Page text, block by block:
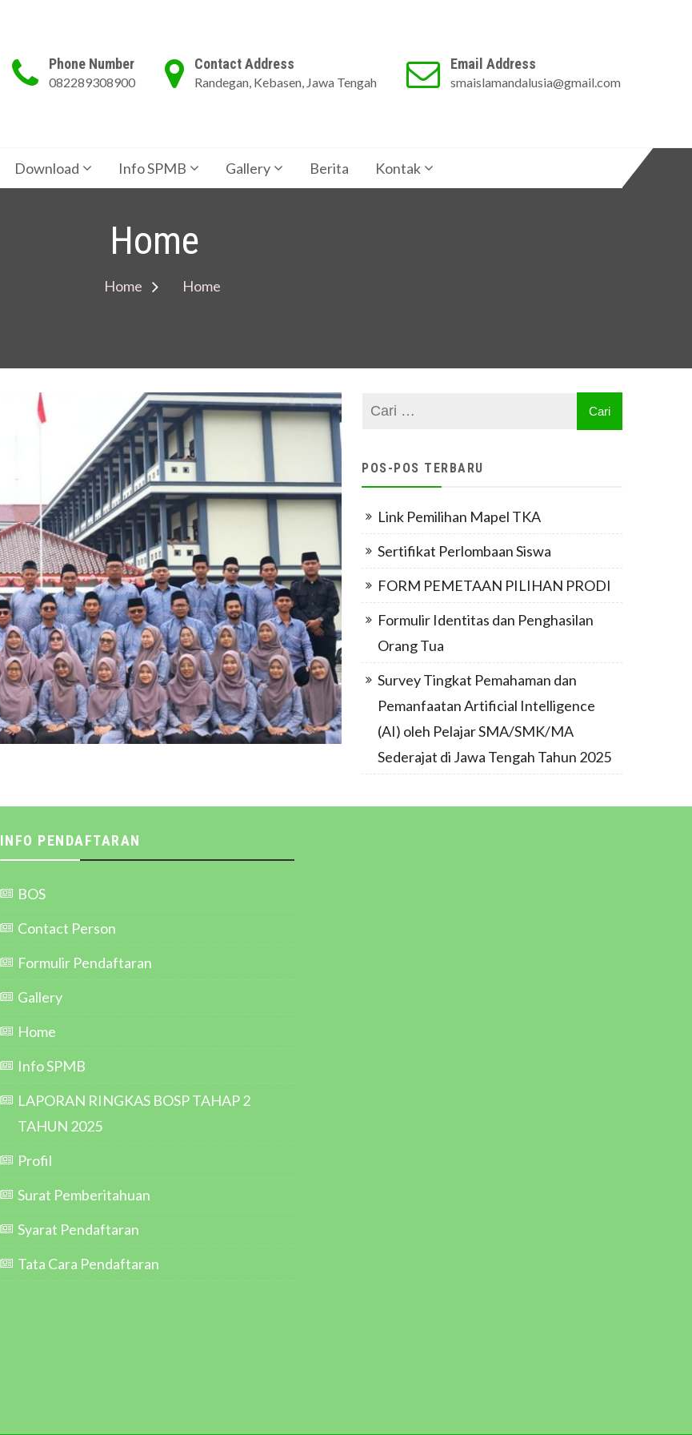
Phone Number
082289308900
Contact Address
Randegan, Kebasen, Jawa Tengah
Email Address
smaislamandalusia@gmail.com
Download Info SPMB Gallery Berita Kontak
Home
Home Home
POS-POS TERBARU
Link Pemilihan Mapel TKA
Sertifikat Perlombaan Siswa
FORM PEMETAAN PILIHAN PRODI
Formulir Identitas dan Penghasilan
Orang Tua
Survey Tingkat Pemahaman dan
Pemanfaatan Artificial Intelligence
(AI) oleh Pelajar SMA/SMK/MA
Sederajat di Jawa Tengah Tahun 2025
INFO PENDAFTARAN
BOS
Contact Person
Formulir Pendaftaran
Gallery
Home
Info SPMB
LAPORAN RINGKAS BOSP TAHAP 2
TAHUN 2025
Profil
Surat Pemberitahuan
Syarat Pendaftaran
Tata Cara Pendaftaran